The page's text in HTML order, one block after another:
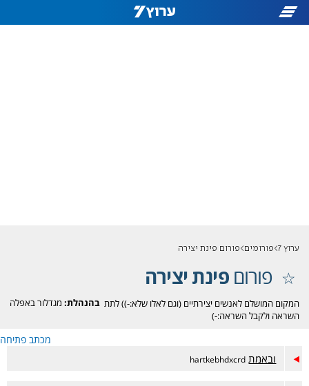
ערוץ 7 פורומים פורום פינת יצירה
פורוםפינת יצירה
בהנהלת: מגדלור באפלה
המקום המושלם לאנשים יצירתיים (וגם לאלו שלא:-)) לתת
השראה ולקבל השראה:-)
מכתב פתיחה
ובאמת hartkebhdxcrd